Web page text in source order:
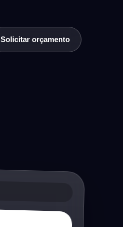
Solicitar orçamento